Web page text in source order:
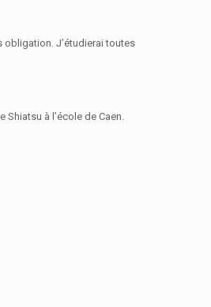
obligation. J’étudierai toutes
à l’école de Caen.